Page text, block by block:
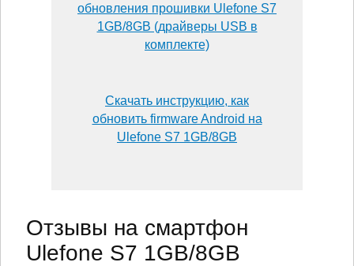
обновления прошивки Ulefone S7
1GB/8GB (драйверы USB в
комплекте)
Скачать инструкцию, как
обновить firmware Android на
Ulefone S7 1GB/8GB
Отзывы на смартфон
Ulefone S7 1GB/8GB